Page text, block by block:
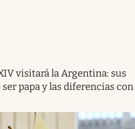
visitará la Argentina: sus
papa y las diferencias con